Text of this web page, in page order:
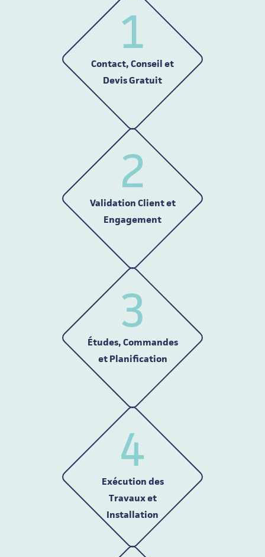
1
Contact, Conseil et
Devis Gratuit
2
Validation Client et
Engagement
3
Études, Commandes
et Planification
4
Exécution des
Travaux et
Installation